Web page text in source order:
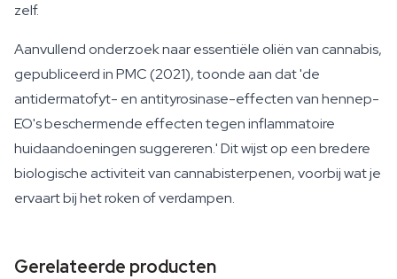
zelf.
Aanvullend onderzoek naar essentiële oliën van cannabis,
gepubliceerd in PMC (2021), toonde aan dat 'de
antidermatofyt- en antityrosinase-effecten van hennep-
EO's beschermende effecten tegen inflammatoire
huidaandoeningen suggereren.' Dit wijst op een bredere
biologische activiteit van cannabisterpenen, voorbij wat je
ervaart bij het roken of verdampen.
Gerelateerde producten